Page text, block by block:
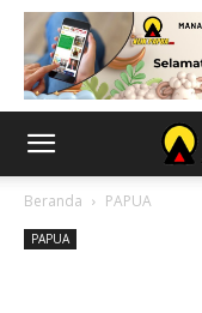
Beranda PAPUA
PAPUA